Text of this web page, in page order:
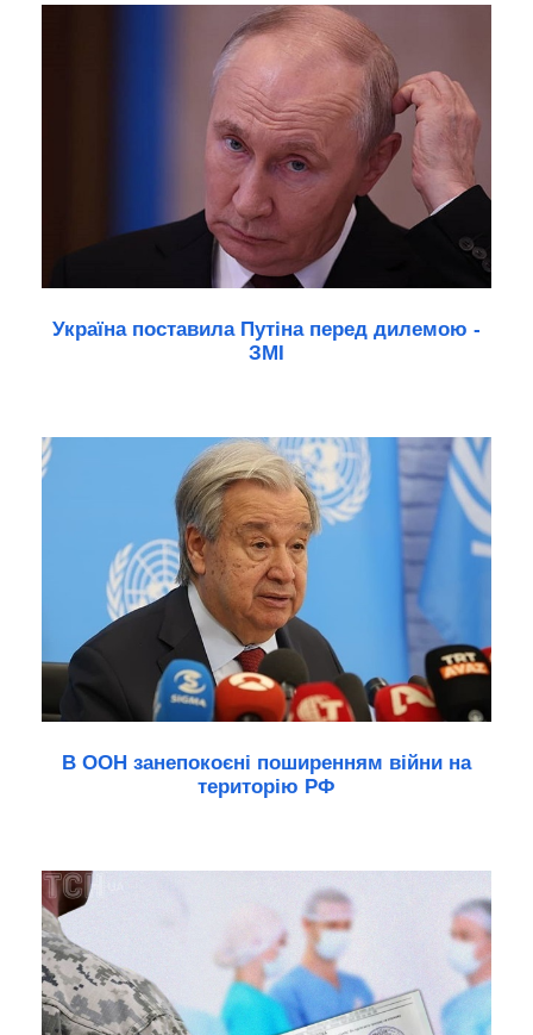
Україна поставила Путіна перед дилемою -
ЗМІ
В ООН занепокоєні поширенням війни на
територію РФ